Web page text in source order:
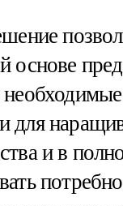
основе
для
и в